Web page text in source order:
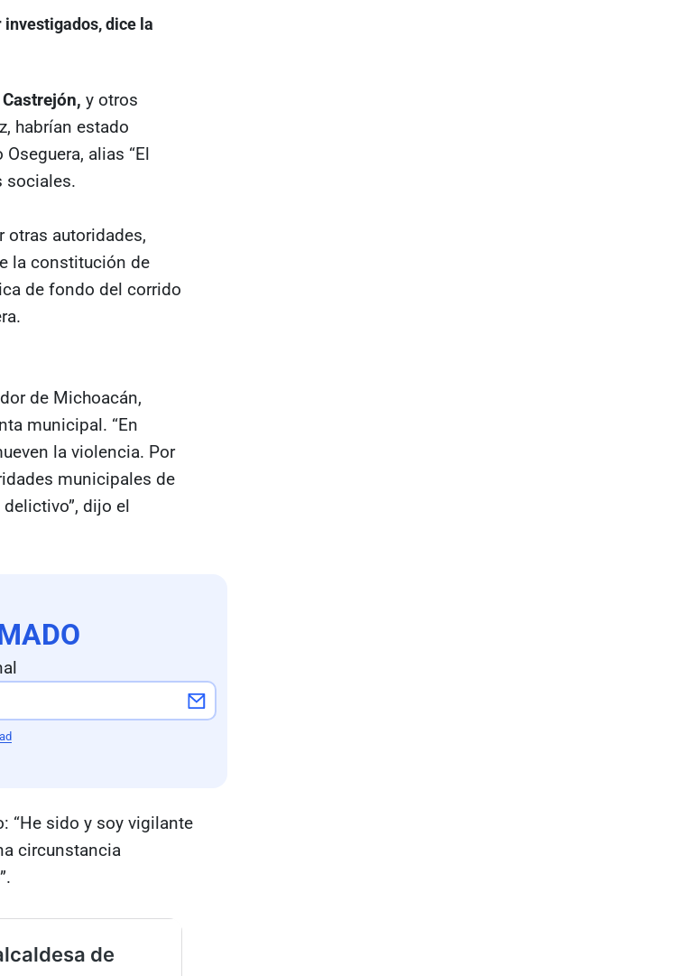
dice la
y otros
habrían estado
alias “El
sociales.
otras autoridades,
la constitución de
de fondo del corrido
de Michoacán,
municipal. “En
la violencia. Por
municipales de
dijo el
“He sido y soy vigilante
circunstancia